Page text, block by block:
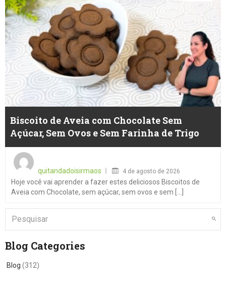
Biscoito de Aveia com Chocolate Sem
Açúcar, Sem Ovos e Sem Farinha de Trigo
quitandadoisirmaos
4 de agosto de 2026
Hoje você vai aprender a fazer estes deliciosos Biscoitos de
Aveia com Chocolate, sem açúcar, sem ovos e sem [...]
Blog Categories
Blog (312)